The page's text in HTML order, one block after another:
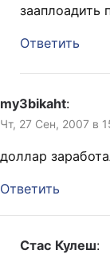
Ответить
my3bikaht:
Чт, 27 Сен, 2007 в
доллар
Ответить
Стас Кулеш: